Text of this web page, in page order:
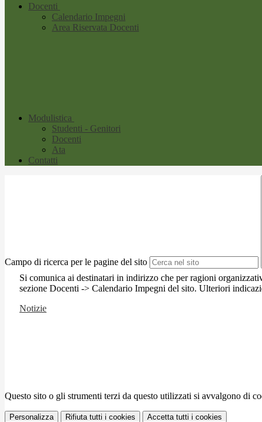
Docenti
Calendario Impegni
Area Riservata Docenti
Modulistica
Studenti - Genitori
Docenti
Ata
Contatti
Campo di ricerca per le pagine del sito
Si comunica ai destinatari in indirizzo che per ragioni
sezione Docenti -> Calendario Impegni del sito. Ulteriori
Notizie
Questo sito o gli strumenti terzi da questo utilizzati si avvalgono di
Personalizza Rifiuta tutti i cookies Accetta tutti i cookies